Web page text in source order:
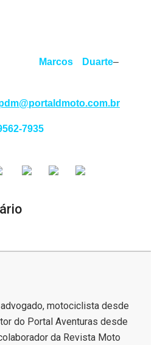
Marcos Duarte–
9-9562-7935
motociclista desde
do Portal Aventuras desde
da Revista Moto